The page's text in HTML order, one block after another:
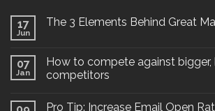
17
Jun
The 3 Elements Behind Great
07
Jan
How to compete against
competitors
Pro Tip: Increase Email Open